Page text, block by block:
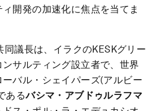
開発の加速化に焦点を当てま
議長は、イラクのKESKグリー
サルティング設立者で、世界
バル・シェイパーズ(アルビー
あるバシマ・アブドゥルラフマ